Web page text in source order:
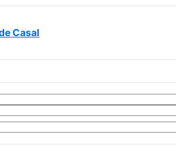
Casal